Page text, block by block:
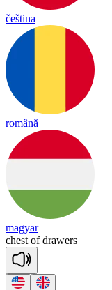
čeština
română
magyar
chest of drawers